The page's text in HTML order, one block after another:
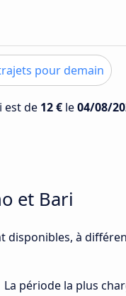
pour demain
est de 12 € le04/08/
et Bari
disponibles, à
La période la plus